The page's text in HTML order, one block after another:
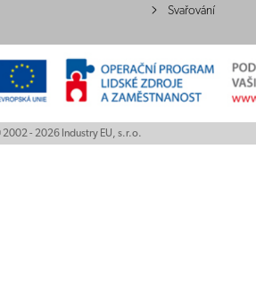
Svařování
- 2026 Industry EU, s.r.o.